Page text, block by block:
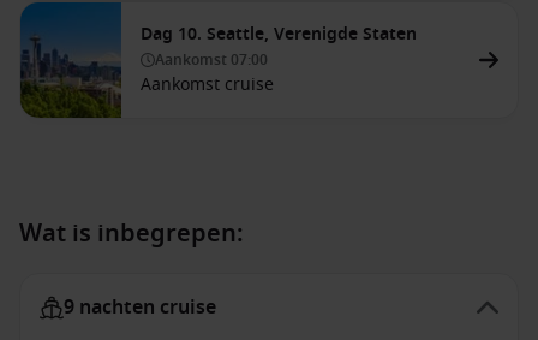
Dag 10. Seattle, Verenigde Staten
Aankomst 07:00
Aankomst cruise
Wat is inbegrepen:
9 nachten cruise